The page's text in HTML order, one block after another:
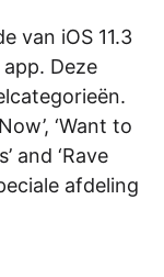
van iOS 11.3
Deze
‘Want to
and ‘Rave
afdeling